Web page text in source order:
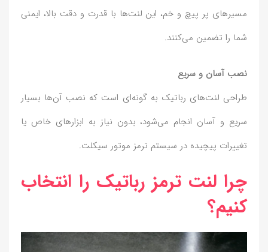
مسیرهای پر پیچ و خم، این لنت‌ها با قدرت و دقت بالا، ایمنی
شما را تضمین می‌کنند.
نصب آسان و سریع
طراحی لنت‌های رباتیک به گونه‌ای است که نصب آن‌ها بسیار
سریع و آسان انجام می‌شود، بدون نیاز به ابزارهای خاص یا
تغییرات پیچیده در سیستم ترمز موتور سیکلت.
چرا لنت ترمز رباتیک را انتخاب
کنیم؟